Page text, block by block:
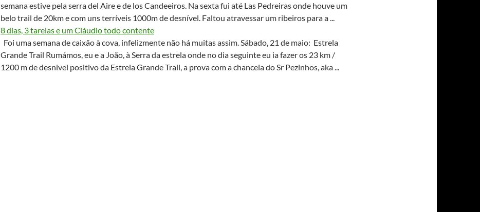
semana estive pela serra del Aire e de los Candeeiros. Na sexta fui até Las Pedreiras onde houve um
belo trail de 20km e com uns terríveis 1000m de desnível. Faltou atravessar um ribeiros para a ...
8 dias, 3 tareias e um Cláudio todo contente
Foi uma semana de caixão à cova, infelizmente não há muitas assim. Sábado, 21 de maio: Estrela
Grande Trail Rumámos, eu e a João, à Serra da estrela onde no dia seguinte eu ia fazer os 23 km /
1200 m de desnivel positivo da Estrela Grande Trail, a prova com a chancela do Sr Pezinhos, aka ...